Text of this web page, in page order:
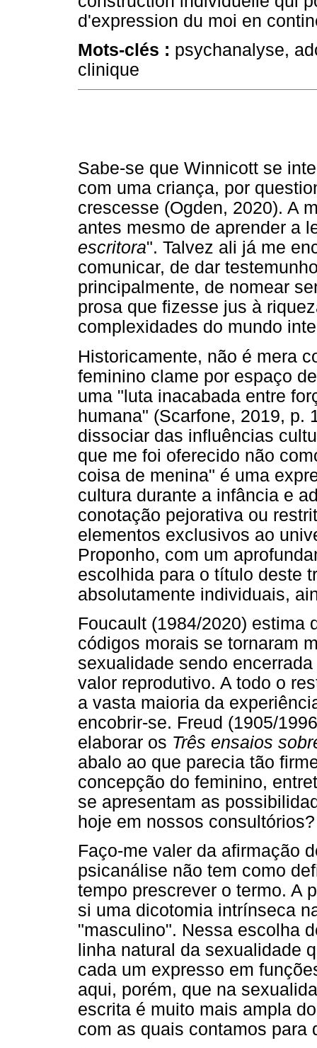
d'expression du moi en
Mots-clés : psychanalyse,
clinique
Sabe-se que Winnicott se
com uma criança, por
crescesse (Ogden, 2020). A
antes mesmo de aprender a
escritora". Talvez ali já me
comunicar, de dar
principalmente, de nomear
prosa que fizesse jus à
complexidades do mundo
Historicamente, não é mera
feminino clame por espaço
uma "luta inacabada entre
humana" (Scarfone, 2019, p.
dissociar das influências
que me foi oferecido não
coisa de menina" é uma
cultura durante a infância e
conotação pejorativa ou
elementos exclusivos ao
Proponho, com um
escolhida para o título deste
absolutamente individuais,
Foucault (1984/2020) estima
códigos morais se tornaram
sexualidade sendo
valor reprodutivo. A todo o
a vasta maioria da
encobrir-se. Freud (1905/
elaborar os Três ensaios
abalo ao que parecia tão
concepção do feminino,
se apresentam as
hoje em nossos consultórios?
Faço-me valer da afirmação
psicanálise não tem como
tempo prescrever o termo. A
si uma dicotomia intrínseca
"masculino". Nessa escolha
linha natural da sexualidade
cada um expresso em
aqui, porém, que na
escrita é muito mais ampla
com as quais contamos para